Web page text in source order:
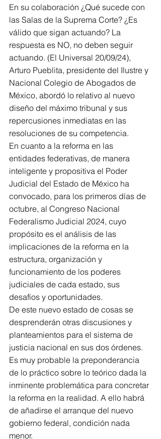
En su colaboración ¿Qué sucede con
las Salas de la Suprema Corte? ¿Es
válido que sigan actuando? La
respuesta es NO, no deben seguir
actuando. (El Universal 20/09/24),
Arturo Pueblita, presidente del Ilustre y
Nacional Colegio de Abogados de
México, abordó lo relativo al nuevo
diseño del máximo tribunal y sus
repercusiones inmediatas en las
resoluciones de su competencia.
En cuanto a la reforma en las
entidades federativas, de manera
inteligente y propositiva el Poder
Judicial del Estado de México ha
convocado, para los primeros días de
octubre, al Congreso Nacional
Federalismo Judicial 2024, cuyo
propósito es el análisis de las
implicaciones de la reforma en la
estructura, organización y
funcionamiento de los poderes
judiciales de cada estado, sus
desafíos y oportunidades.
De este nuevo estado de cosas se
desprenderán otras discusiones y
planteamientos para el sistema de
justicia nacional en sus dos órdenes.
Es muy probable la preponderancia
de lo práctico sobre lo teórico dada la
inminente problemática para concretar
la reforma en la realidad. A ello habrá
de añadirse el arranque del nuevo
gobierno federal, condición nada
menor.